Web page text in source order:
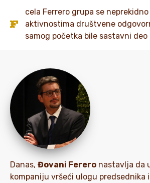
cela Ferrero grupa se neprekidno
aktivnostima društvene
samog početka bile sastavni deo
Danas, Đovani Ferero nastavlja da
kompaniju vršeći ulogu predsednika